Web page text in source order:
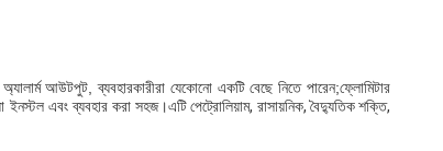
অ্যালার্ম আউটপুট, ব্যবহারকারীরা যেকোনো একটি বেছে নিতে পারেন;ফ্লোমিটার
ইনস্টল এবং ব্যবহার করা সহজ।এটি পেট্রোলিয়াম, রাসায়নিক, বৈদ্যুতিক শক্তি,